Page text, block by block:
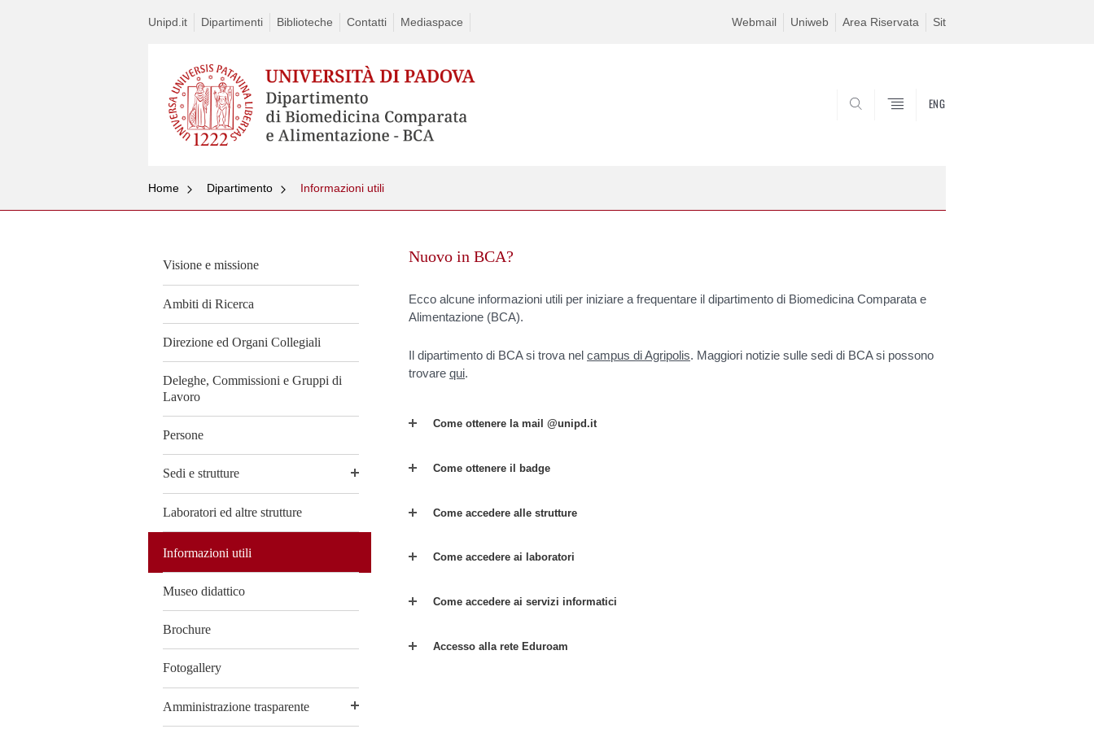
Unipd.it Dipartimenti Biblioteche Contatti Mediaspace Webmail Uniweb Area Riservata Sit
ENG
Home Dipartimento Informazioni utili
Visione e missione
Ambiti di Ricerca
Direzione ed Organi Collegiali
Deleghe, Commissioni e Gruppi di
Lavoro
Persone
Sedi e strutture
Laboratori ed altre strutture
Informazioni utili
Museo didattico
Brochure
Fotogallery
Amministrazione trasparente
Nuovo in BCA?
Ecco alcune informazioni utili per iniziare a frequentare il dipartimento di Biomedicina Comparata e
Alimentazione (BCA).
Il dipartimento di BCA si trova nel campus di Agripolis. Maggiori notizie sulle sedi di BCA si possono
trovare qui.
Come ottenere la mail @unipd.it
Come ottenere il badge
Come accedere alle strutture
Come accedere ai laboratori
Come accedere ai servizi informatici
Accesso alla rete Eduroam